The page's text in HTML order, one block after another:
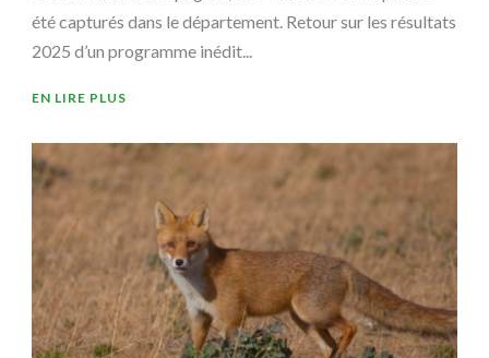
été capturés dans le département. Retour sur les résultats
2025 d’un programme inédit...
EN LIRE PLUS